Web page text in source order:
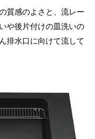
質感のよさと、流レー
や後片付けの皿洗いの
排水口に向けて流して